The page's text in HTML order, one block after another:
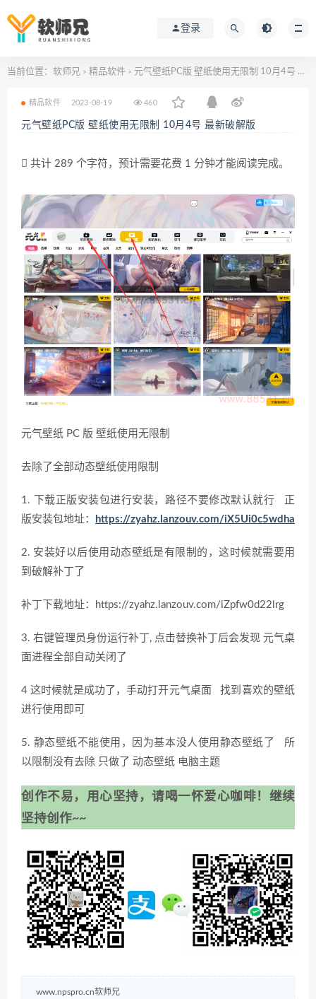
登录
当前位置： 软师兄 > 精品软件 > 元气壁纸PC版 壁纸使用无限制 10月4号 最新破解版
精品软件 2023-08-19 460
元气壁纸PC版 壁纸使用无限制 10月4号 最新破解版
共计 289 个字符，预计需要花费 1 分钟才能阅读完成。
元气壁纸 PC 版 壁纸使用无限制
去除了全部动态壁纸使用限制
1. 下载正版安装包进行安装，路径不要修改默认就行 正
版安装包地址：
https://zyahz.lanzouv.com/iX5Ui0c5wdha
2. 安装好以后使用动态壁纸是有限制的，这时候就需要用
到破解补丁了
补丁下载地址：https://zyahz.lanzouv.com/iZpfw0d22lrg
3. 右键管理员身份运行补丁, 点击替换补丁后会发现 元气桌
面进程全部自动关闭了
4 这时候就是成功了，手动打开元气桌面 找到喜欢的壁纸
进行使用即可
5. 静态壁纸不能使用，因为基本没人使用静态壁纸了 所
以限制没有去除 只做了 动态壁纸 电脑主题
创作不易，用心坚持，请喝一怀爱心咖啡！继续
坚持创作~~
www.npspro.cn软师兄